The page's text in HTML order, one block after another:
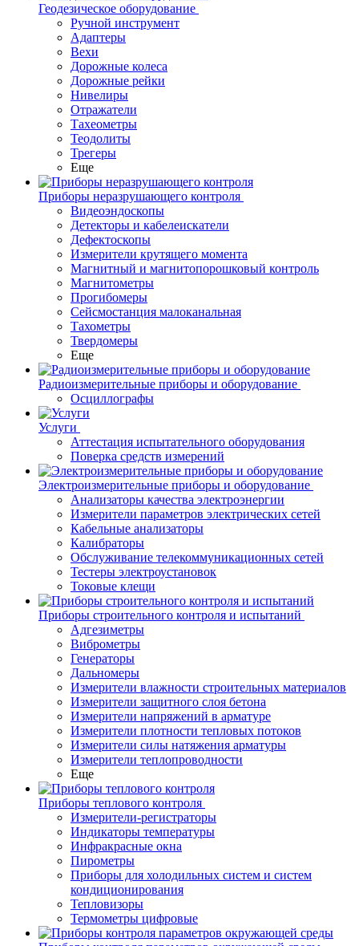
Геодезическое оборудование
Ручной инструмент
Адаптеры
Вехи
Дорожные колеса
Дорожные рейки
Нивелиры
Отражатели
Тахеометры
Теодолиты
Трегеры
Еще
Приборы неразрушающего контроля
Видеоэндоскопы
Детекторы и кабелеискатели
Дефектоскопы
Измерители крутящего момента
Магнитный и магнитопорошковый контроль
Магнитометры
Прогибомеры
Сейсмостанция малоканальная
Тахометры
Твердомеры
Еще
Радиоизмерительные приборы и оборудование
Осциллографы
Услуги
Аттестация испытательного оборудования
Поверка средств измерений
Электроизмерительные приборы и оборудование
Анализаторы качества электроэнергии
Измерители параметров электрических сетей
Кабельные анализаторы
Калибраторы
Обслуживание телекоммуникационных сетей
Тестеры электроустановок
Токовые клещи
Приборы строительного контроля и испытаний
Адгезиметры
Виброметры
Генераторы
Дальномеры
Измерители влажности строительных материалов
Измерители защитного слоя бетона
Измерители напряжений в арматуре
Измерители плотности тепловых потоков
Измерители силы натяжения арматуры
Измерители теплопроводности
Еще
Приборы теплового контроля
Измерители-регистраторы
Индикаторы температуры
Инфракрасные окна
Пирометры
Приборы для холодильных систем и систем
кондиционирования
Тепловизоры
Термометры цифровые